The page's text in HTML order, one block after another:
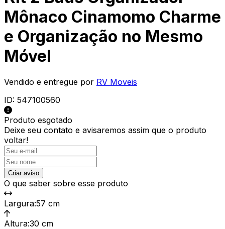
Mônaco Cinamomo Charme
e Organização no Mesmo
Móvel
Vendido e entregue por RV Moveis
ID: 547100560
Produto esgotado
Deixe seu contato e avisaremos assim que o produto
voltar!
Criar aviso
O que saber sobre esse produto
Largura:57 cm
Altura:30 cm